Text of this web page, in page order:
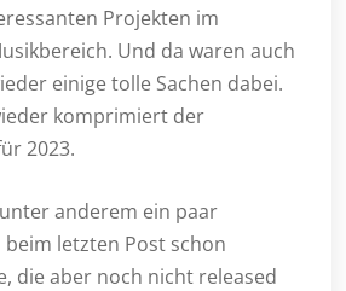
Projekten im
Und da waren auch
einige tolle Sachen dabei.
komprimiert der
2023.
anderem ein paar
beim letzten Post schon
die aber noch nicht released